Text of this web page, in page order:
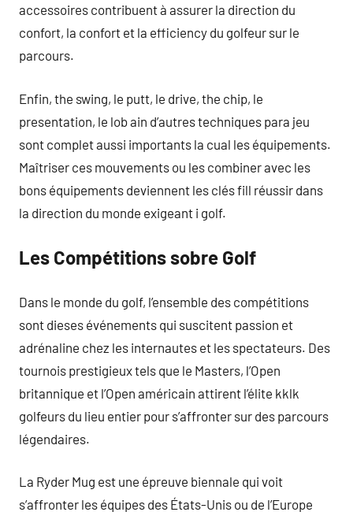
accessoires contribuent à assurer la direction du
confort, la confort et la efficiency du golfeur sur le
parcours.
Enfin, the swing, le putt, le drive, the chip, le
presentation, le lob ain d’autres techniques para jeu
sont complet aussi importants la cual les équipements.
Maîtriser ces mouvements ou les combiner avec les
bons équipements deviennent les clés fill réussir dans
la direction du monde exigeant i golf.
Les Compétitions sobre Golf
Dans le monde du golf, l’ensemble des compétitions
sont dieses événements qui suscitent passion et
adrénaline chez les internautes et les spectateurs. Des
tournois prestigieux tels que le Masters, l’Open
britannique et l’Open américain attirent l’élite kklk
golfeurs du lieu entier pour s’affronter sur des parcours
légendaires.
La Ryder Mug est une épreuve biennale qui voit
s’affronter les équipes des États-Unis ou de l’Europe